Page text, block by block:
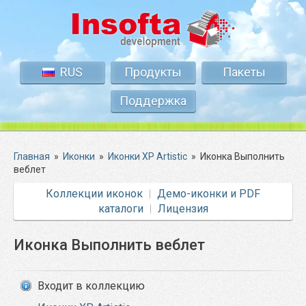
RUS Продукты
Пакеты
Поддержка
Главная » Иконки » Иконки XP Artistic » Иконка Выполнить
веблет
Коллекции иконок
Демо-иконки и PDF
каталоги
Лицензия
Иконка Выполнить веблет
Входит в коллекцию